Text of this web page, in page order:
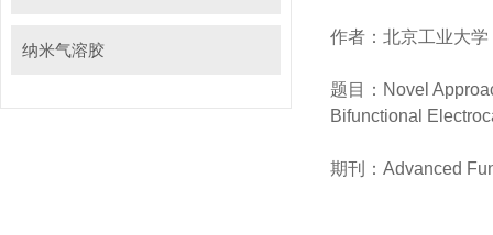
纳米气溶胶
作者：北京工业大
题目：Novel
Bifunctional
期刊：Advanced